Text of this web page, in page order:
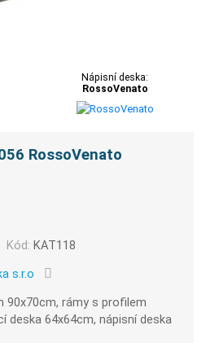
Nápisní deska:
RossoVenato
RossoVenato
Kód: KAT118
s.r.o
90x70cm, rámy s profilem
deska 64x64cm, nápisní deska